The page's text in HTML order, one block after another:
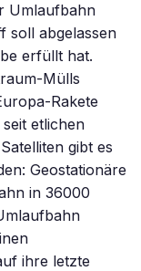
Umlaufbahn
soll abgelassen
erfüllt hat.
Mülls
Rakete
etlichen
gibt es
Geostationäre
in 36000
ihre letzte